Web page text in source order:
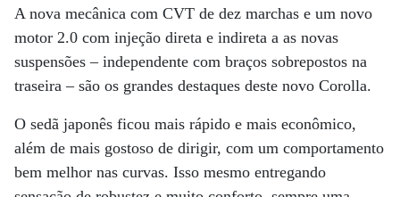
A nova mecânica com CVT de dez marchas e um novo
motor 2.0 com injeção direta e indireta a as novas
suspensões – independente com braços sobrepostos na
traseira – são os grandes destaques deste novo Corolla.
O sedã japonês ficou mais rápido e mais econômico,
além de mais gostoso de dirigir, com um comportamento
bem melhor nas curvas. Isso mesmo entregando